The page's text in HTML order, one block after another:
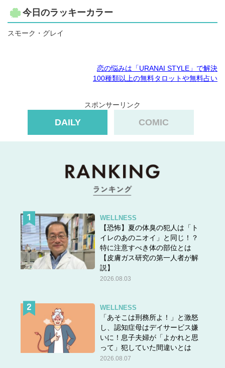
今日のラッキーカラー
スモーク・グレイ
恋の悩みは「URANAI STYLE」で解決
100種類以上の無料タロットや無料占い
スポンサーリンク
DAILY COMIC
WELLNESS
【恐怖】夏の体臭の犯人は「ト
イレのあのニオイ」と同じ！？
特に注意すべき体の部位とは
【皮膚ガス研究の第一人者が解
説】
2026.08.03
WELLNESS
「あそこは刑務所よ！」と激怒
し、認知症母はデイサービス嫌
いに！息子夫婦が「よかれと思
って」犯していた間違いとは
2026.08.07